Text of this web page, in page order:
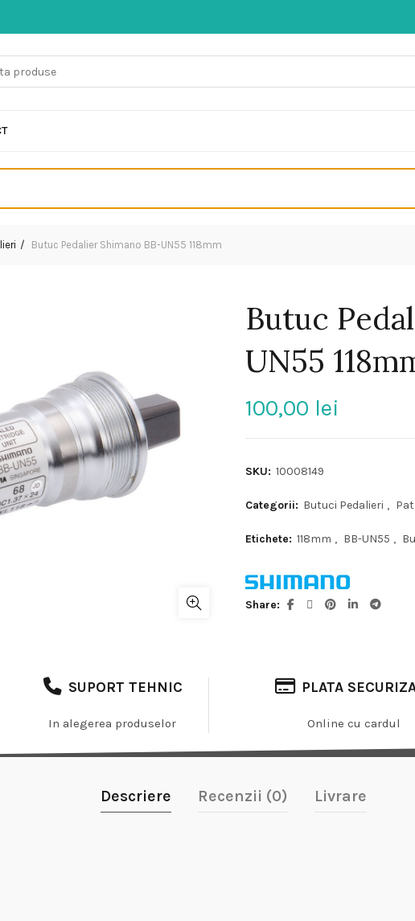
Butuc Pedalier Shimano BB-UN55 118mm
Butuc
UN55
100,00 lei
SKU: 10008149
Categorii: Butuci Pedalieri ,
Etichete: 118mm , BB-UN55 ,
Share
SUPORT TEHNIC
In alegerea produselor
PLATA
Online cu cardul
Descriere Recenzii (0) Livrare